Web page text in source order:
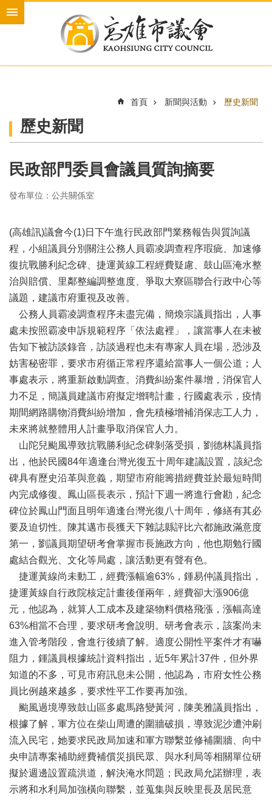
跳到主要內容區塊
介
本
會
議
新
聞
與
活
大
會
資
訊
本
會
出
版
品
規
專
便
民
服
務
系
統
回
首
網
覽
ENGLISH
影
音
首頁 新聞與活動 歷史新聞
歷史新聞
民政部門委員會議員質詢摘要
發布單位：公共關係室
(高雄訊)議會今(1)日下午進行民政部門業務報告與質詢議
程，小組議員分別關注公務人員霸凌調查程序瑕疵、加速修
復抗戰勝利紀念碑、捷運黃線工程經費疑慮、鼓山區淹水整
治與賠償、里鄰整編調整進度、爭取大寮區聯合行政中心等
議題，建議市府重視及改善。
公務人員霸凌調查程序未盡完備，簡煥宗議員指出，人事
處未按照霸凌申訴規範程序「依法處裡」，讓當事人在未被
告知下被訪談錄音，訪談過程也未有專家人員在場，恐涉及
妨害秘密罪，要求市府循正常程序還給當事人一個公道；人
事處表示，將重新啟動調查。消費糾紛案件暴增，消保官人
力不足，簡議員建議市府擬定增聘計畫，行國處表示，疫情
期間網路購物消費糾紛增加，會先積極增補消保志工人力，
未來將就整體用人計畫爭取消保官人力。
山陀兒颱風導致抗戰勝利紀念碑剝落受損，劉德林議員指
出，他於民國84年適逢台灣光復五十周年建議設置，該紀念
碑具有歷史沿革與意義，期望市府能籌措經費並於最短時間
內完成修復。鳳山區長表示，預計下週一將進行會勘，紀念
碑位於鳳山門面且明年適逢台灣光復八十周年，修繕有其必
要及迫切性。陳其邁市長獲天下雜誌縣評比六都施政滿意度
第一，劉議員期望研考會掌握市長施政方向，他也期勉行國
處結合觀光、文化等局處，讓活動更有聲有色。
捷運黃線尚未動工，經費漲幅逾63%，鍾易仲議員指出，
捷運黃線自行政院核定計畫後僅兩年，經費卻大漲906億
元，他認為，就算人工成本及建築物料價格飛漲，漲幅高達
63%相當不合理，要求研考會說明。研考會表示，該案尚未
進入管考階段，會進行後續了解。適度公開性平案件才有嚇
阻力，鍾議員根據統計資料指出，近5年累計37件，但外界
知道的不多，可見市府訊息未公開，他認為，市府女性公務
員比例越來越多，要求性平工作要再加強。
颱風過境導致鼓山區多處馬路變黃河，陳美雅議員指出，
根據了解，軍方位在柴山周遭的圍牆破損，導致泥沙遭沖刷
流入民宅，她要求民政局加速和軍方聯繫並修補圍牆、向中
央申請專案補助經費補償災損民眾、與水利局等相關單位研
擬於週邊設置疏洪道，解決淹水問題；民政局允諾辦理，表
示將和水利局加強橫向聯繫，並蒐集與反映里長及居民意